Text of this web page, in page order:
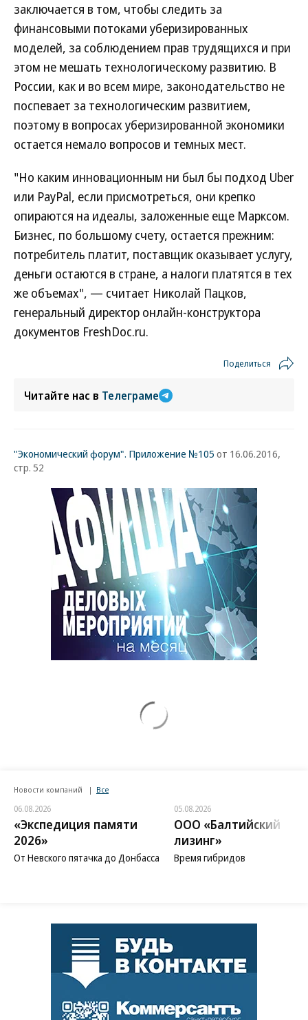
заключается в том, чтобы следить за
финансовыми потоками уберизированных
моделей, за соблюдением прав трудящихся и при
этом не мешать технологическому развитию. В
России, как и во всем мире, законодательство не
поспевает за технологическим развитием,
поэтому в вопросах уберизированной экономики
остается немало вопросов и темных мест.
"Но каким инновационным ни был бы подход Uber
или PayPal, если присмотреться, они крепко
опираются на идеалы, заложенные еще Марксом.
Бизнес, по большому счету, остается прежним:
потребитель платит, поставщик оказывает услугу,
деньги остаются в стране, а налоги платятся в тех
же объемах", — считает Николай Пацков,
генеральный директор онлайн-конструктора
документов FreshDoc.ru.
Поделиться
Читайте нас в Телеграме
"Экономический форум". Приложение №105 от 16.06.2016,
стр. 52
Новости компаний Все
06.08.2026
«Экспедиция памяти
2026»
От Невского пятачка до Донбасса
05.08.2026
ООО «Балтийский
лизинг»
Время гибридов